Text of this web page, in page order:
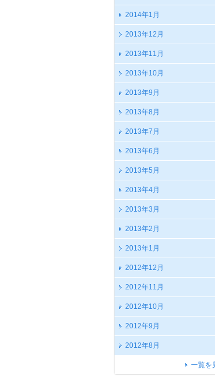
2014年1月
2013年12月
2013年11月
2013年10月
2013年9月
2013年8月
2013年7月
2013年6月
2013年5月
2013年4月
2013年3月
2013年2月
2013年1月
2012年12月
2012年11月
2012年10月
2012年9月
2012年8月
一覧を